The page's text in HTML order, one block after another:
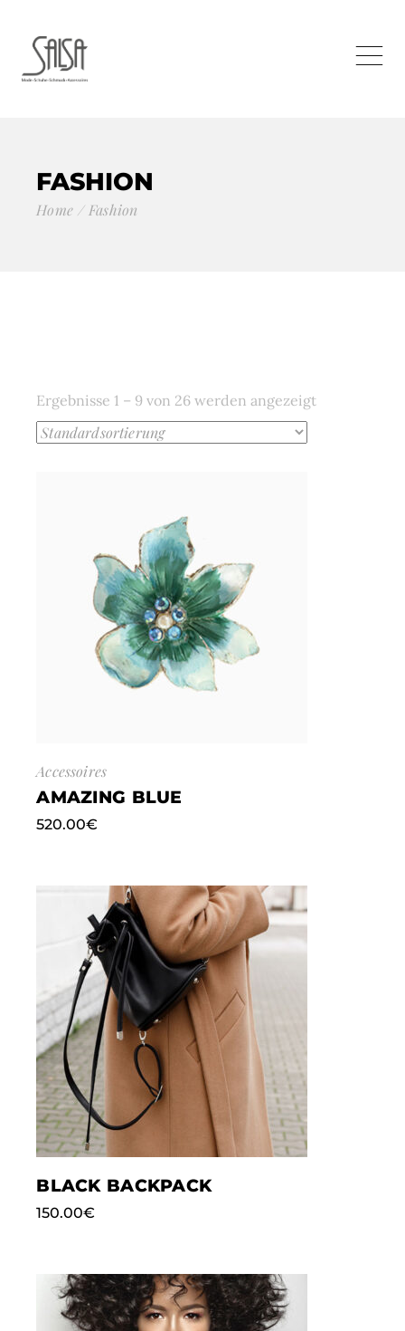
FASHION
Home Fashion
Ergebnisse 1 – 9 von 26 werden angezeigt
Accessoires
AMAZING BLUE
520.00€
BLACK BACKPACK
150.00€